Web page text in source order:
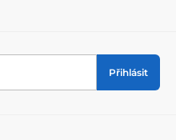
Přihlásit